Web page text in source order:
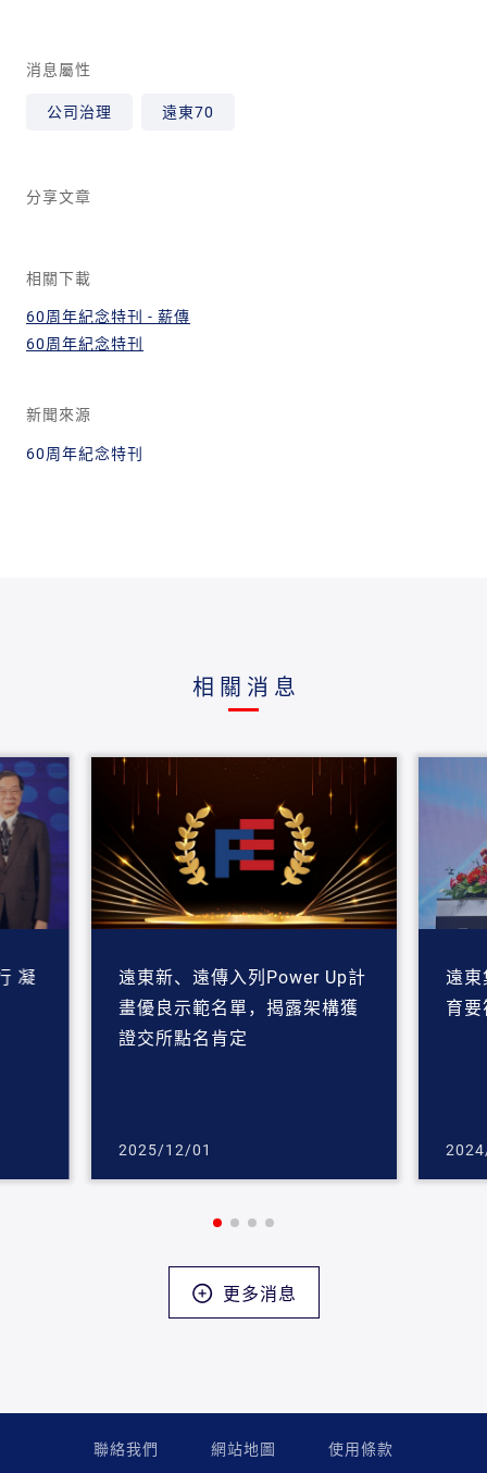
消息屬性
公司治理 遠東70
分享文章
相關下載
60周年紀念特刊 - 薪傳
60周年紀念特刊
新聞來源
60周年紀念特刊
相關消息
凝
遠東新、遠傳入列Power Up計
畫優良示範名單，揭露架構獲
證交所點名肯定
2025/12/01
遠
育
更多消息
聯絡我們 網站地圖 使用條款